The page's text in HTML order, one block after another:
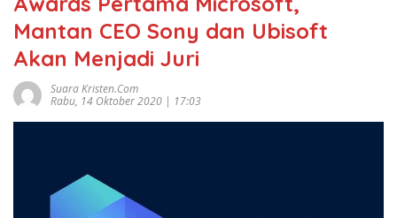
Mantan CEO Sony dan Ubisoft
Akan Menjadi Juri
Suara Kristen.com
Rabu, 14 Oktober 2020 | 17:03